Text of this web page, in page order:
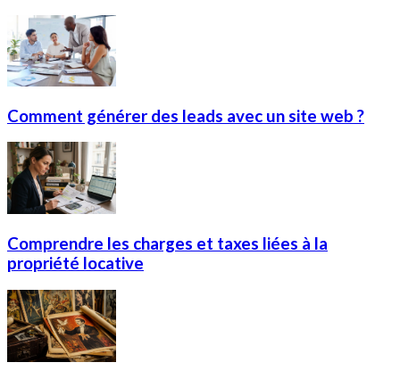
Comment générer des leads avec un site web ?
Comprendre les charges et taxes liées à la
propriété locative